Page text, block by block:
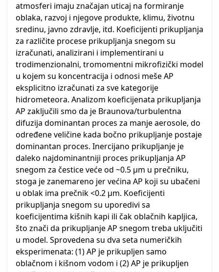
atmosferi imaju značajan uticaj na formiranje
oblaka, razvoj i njegove produkte, klimu, životnu
sredinu, javno zdravlje, itd. Koeficijenti prikupljanja
za različite procese prikupljanja snegom su
izračunati, analizirani i implementirani u
trodimenzionalni, tromomentni mikrofizički model
u kojem su koncentracija i odnosi meše AP
eksplicitno izračunati za sve kategorije
hidrometeora. Analizom koeficijenata prikupljanja
AP zaključili smo da je Braunova/turbulentna
difuzija dominantan proces za manje aerosole, do
određene veličine kada bočno prikupljanje postaje
dominantan proces. Inercijano prikupljanje je
daleko najdominantniji proces prikupljanja AP
snegom za čestice veće od ~0.5 µm u prečniku,
stoga je zanemareno jer većina AP koji su ubačeni
u oblak ima prečnik <0.2 µm. Koeficijenti
prikupljanja snegom su uporedivi sa
koeficijentima kišnih kapi ili čak oblačnih kapljica,
što znači da prikupljanje AP snegom treba uključiti
u model. Sprovedena su dva seta numeričkih
eksperimenata: (1) AP je prikupljen samo
oblačnom i kišnom vodom i (2) AP je prikupljen